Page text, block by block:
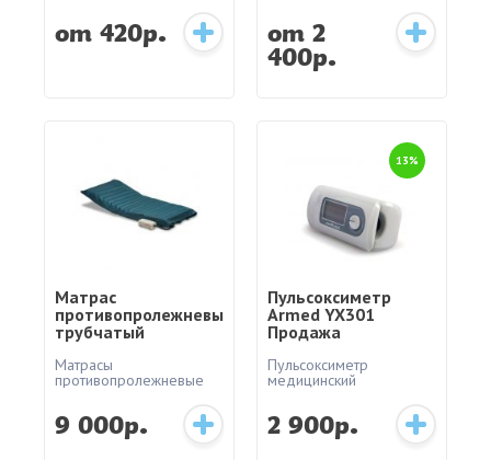
от 420р. от 2
400р.
Матрас
противопролежневый
трубчатый
Матрасы
противопролежневые
9 000р.
13%
Пульсоксиметр
Armed YX301
Продажа
Пульсоксиметр
медицинский
2 900р.